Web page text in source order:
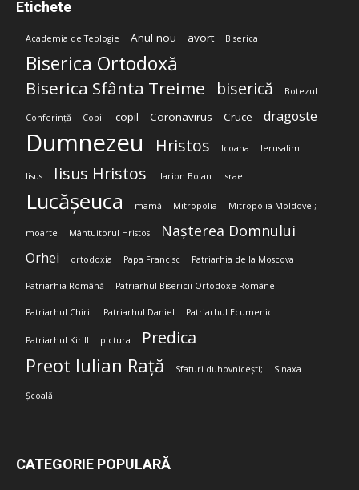
Etichete
Academia de Teologie Anul nou avort Biserica
Biserica Ortodoxă
Biserica Sfânta Treime biserică Botezul
Conferință Copii copil Coronavirus Cruce dragoste
Dumnezeu Hristos Icoana Ierusalim
Iisus Iisus Hristos Ilarion Boian Israel
Lucășeuca mamă Mitropolia Mitropolia Moldovei;
moarte Mântuitorul Hristos Nașterea Domnului
Orhei ortodoxia Papa Francisc Patriarhia de la Moscova
Patriarhia Română Patriarhul Bisericii Ortodoxe Române
Patriarhul Chiril Patriarhul Daniel Patriarhul Ecumenic
Patriarhul Kirill pictura Predica
Preot Iulian Rață Sfaturi duhovnicești; Sinaxa
Școală
CATEGORIE POPULARĂ